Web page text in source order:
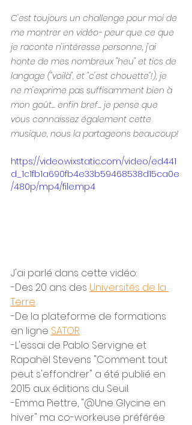
C'est toujours un challenge pour moi de
me montrer en vidéo- peur que ce que
je raconte n'intéresse personne, j'ai
honte de mes nombreux "heu" et tics de
langage ("voilà", et "c'est chouette"!), je
ne m'exprime pas suffisamment bien à
mon goût... enfin bref... je pense que
vous connaissez également cette
musique, nous la partageons beaucoup!
https://video.wixstatic.com/video/ed441
d_1c1fb1a690fb4e33b59468538d15ca0e
/480p/mp4/file.mp4
J'ai parlé dans cette vidéo:
-Des 20 ans des Universités de la
Terre
-De la plateforme de formations
en ligne SATOR
-L'essai de Pablo Servigne et
Rapahël Stevens "Comment tout
peut s'effondrer" a été publié en
2015 aux éditions du Seuil.
-Emma Piettre, "@Une Glycine en
hiver" ma co-workeuse préférée